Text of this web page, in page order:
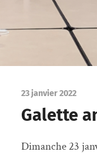
23 janvier 2022
Galette
Dimanche 23